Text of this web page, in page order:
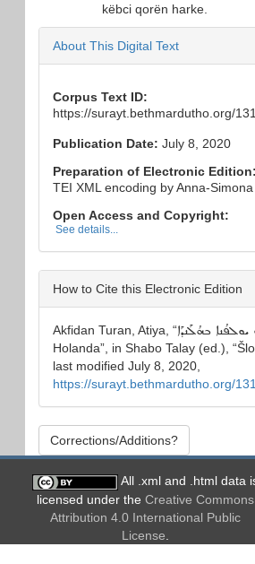
këbci qorën harke.
About This Digital Text
Corpus Text ID:
https://surayt.bethmardutho.org/
Publication Date: July 8, 2020
Preparation of Electronic Edition:
TEI XML encoding by Anna-
Open Access and Copyright:
See details...
How to Cite this Electronic Edition
Akfidan Turan, Atiya, “ܝܘܠܦܳܢܐ ܒܗܳܠܰܢܕܰܐ
Holanda”, in Shabo Talay (ed.), “
last modified July 8, 2020,
https://surayt.bethmardutho.org/
Corrections/Additions?
All .xml and .html data
licensed under the Creative Commons
Attribution 4.0 International Public
License